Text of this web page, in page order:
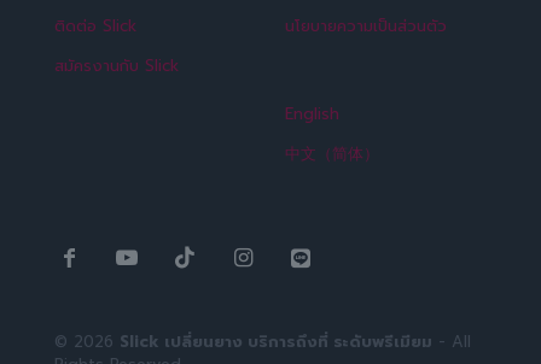
ติดต่อ Slick
สมัครงานกับ Slick
นโยบายความเป็นส่วนตัว
English
中文（简体）
© 2026 Slick เปลี่ยนยาง บริการถึงที่ ระดับพรีเมียม - All